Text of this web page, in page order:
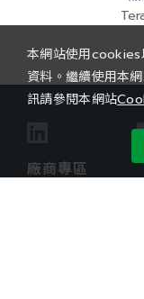
廠商專區
本網站使用cookies
資料。繼續使用本
訊請參閱本網站